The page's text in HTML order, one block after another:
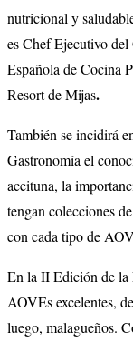
nutricional y
es Chef Ejecutivo
Española de Cocina
Resort de Mijas.
También se incidirá
Gastronomía el
aceituna, la
tengan colecciones
con cada tipo de
En la II Edición de la
AOVEs excelentes,
luego, malagueños.